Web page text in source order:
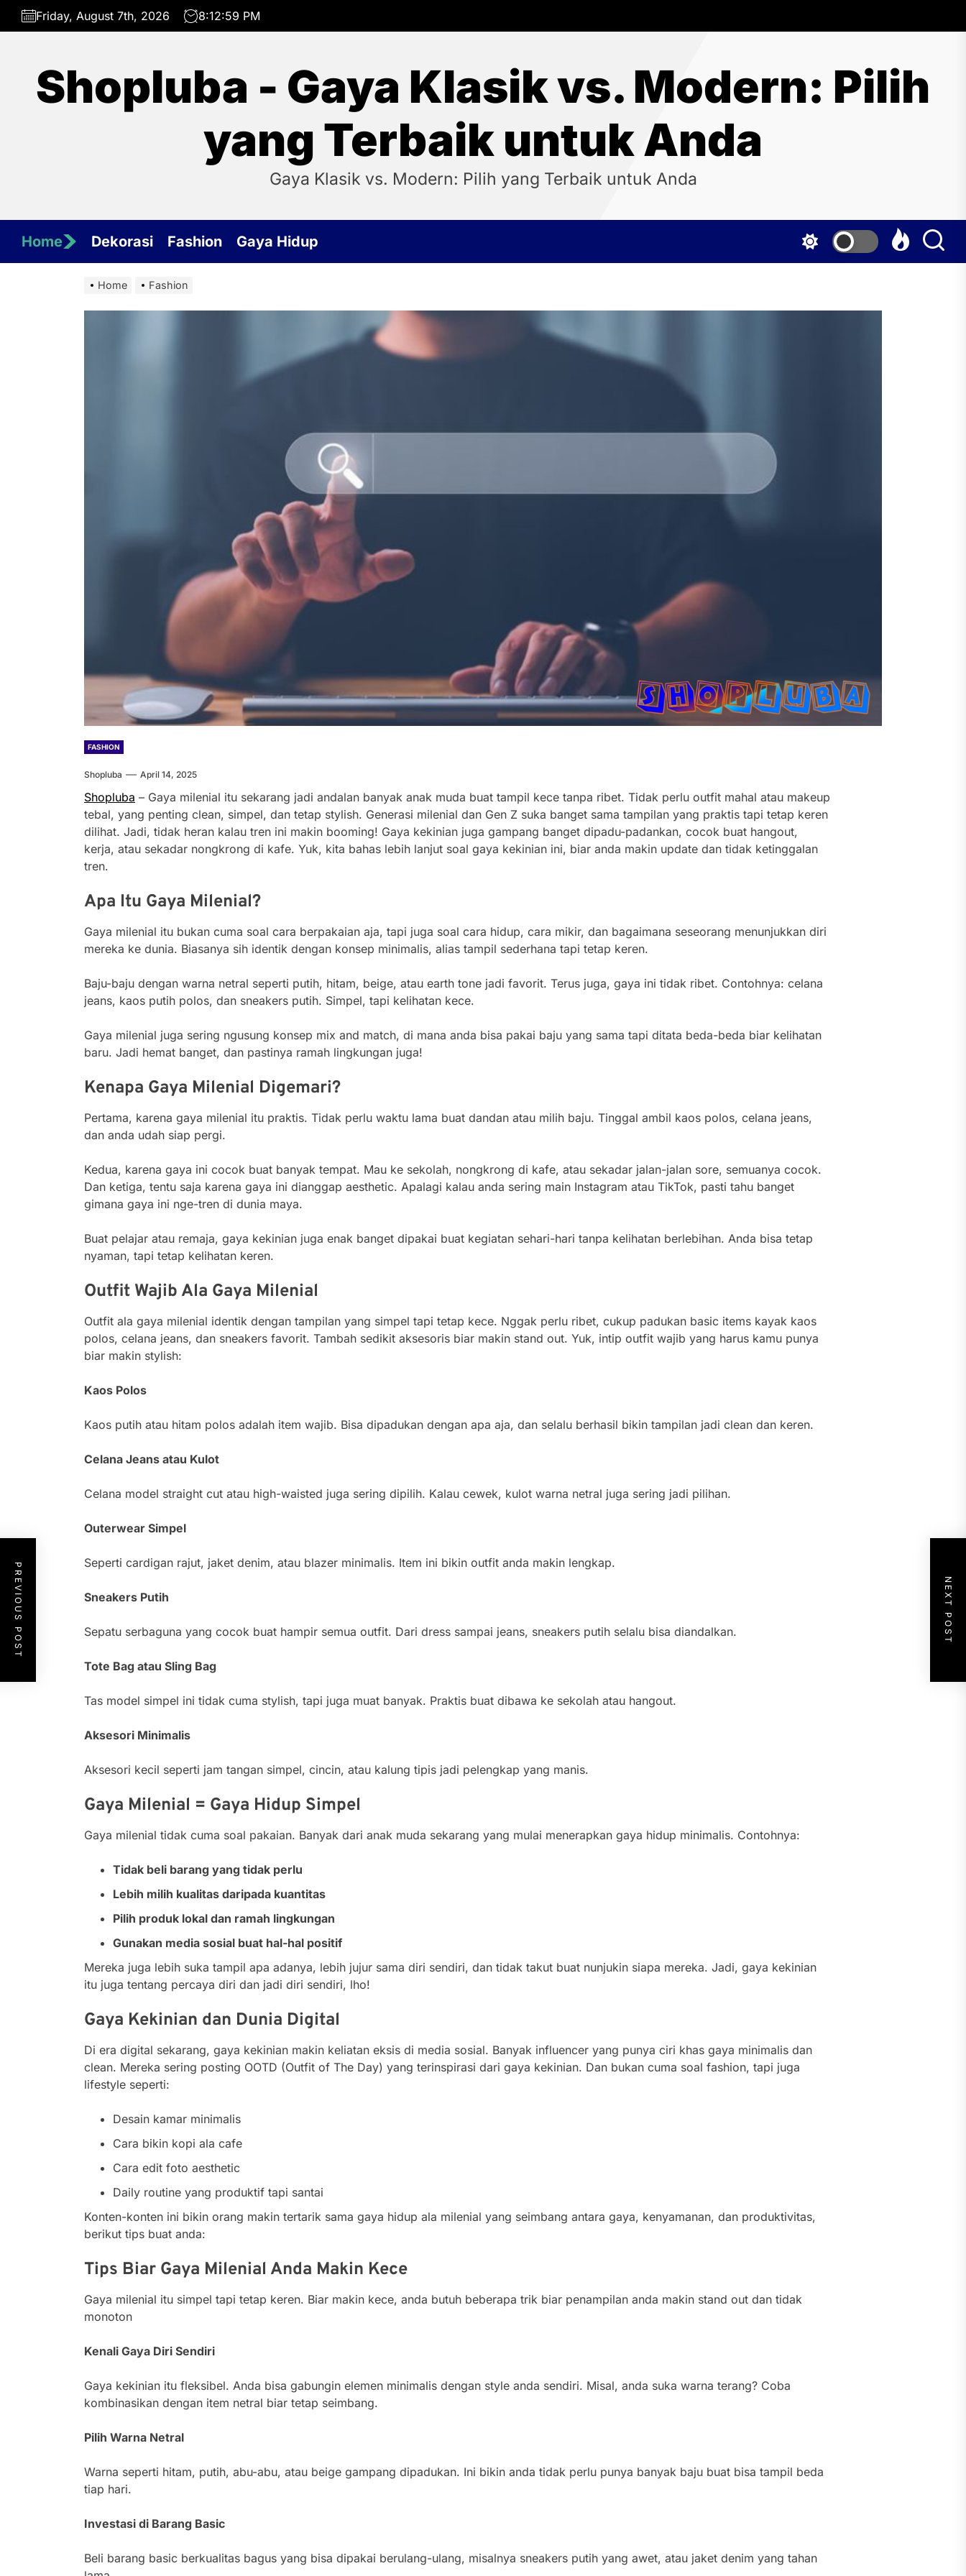
Skip
Friday, August 7th, 2026 8:13:00 PM
Shopluba - Gaya Klasik vs. Modern: Pilih
yang Terbaik untuk Anda
Gaya Klasik vs. Modern: Pilih yang Terbaik untuk Anda
Home Dekorasi Fashion Gaya Hidup
Home Fashion
FASHION
Shopluba April 14, 2025
Shopluba – Gaya milenial itu sekarang jadi andalan banyak anak muda buat tampil kece tanpa ribet. Tidak perlu outfit mahal atau makeup
tebal, yang penting clean, simpel, dan tetap stylish. Generasi milenial dan Gen Z suka banget sama tampilan yang praktis tapi tetap keren
dilihat. Jadi, tidak heran kalau tren ini makin booming! Gaya kekinian juga gampang banget dipadu-padankan, cocok buat hangout,
kerja, atau sekadar nongkrong di kafe. Yuk, kita bahas lebih lanjut soal gaya kekinian ini, biar anda makin update dan tidak ketinggalan
tren.
Apa Itu Gaya Milenial?
Gaya milenial itu bukan cuma soal cara berpakaian aja, tapi juga soal cara hidup, cara mikir, dan bagaimana seseorang menunjukkan diri
mereka ke dunia. Biasanya sih identik dengan konsep minimalis, alias tampil sederhana tapi tetap keren.
Baju-baju dengan warna netral seperti putih, hitam, beige, atau earth tone jadi favorit. Terus juga, gaya ini tidak ribet. Contohnya: celana
jeans, kaos putih polos, dan sneakers putih. Simpel, tapi kelihatan kece.
Gaya milenial juga sering ngusung konsep mix and match, di mana anda bisa pakai baju yang sama tapi ditata beda-beda biar kelihatan
baru. Jadi hemat banget, dan pastinya ramah lingkungan juga!
Kenapa Gaya Milenial Digemari?
Pertama, karena gaya milenial itu praktis. Tidak perlu waktu lama buat dandan atau milih baju. Tinggal ambil kaos polos, celana jeans,
dan anda udah siap pergi.
Kedua, karena gaya ini cocok buat banyak tempat. Mau ke sekolah, nongkrong di kafe, atau sekadar jalan-jalan sore, semuanya cocok.
Dan ketiga, tentu saja karena gaya ini dianggap aesthetic. Apalagi kalau anda sering main Instagram atau TikTok, pasti tahu banget
gimana gaya ini nge-tren di dunia maya.
Buat pelajar atau remaja, gaya kekinian juga enak banget dipakai buat kegiatan sehari-hari tanpa kelihatan berlebihan. Anda bisa tetap
nyaman, tapi tetap kelihatan keren.
Outfit Wajib Ala Gaya Milenial
Outfit ala gaya milenial identik dengan tampilan yang simpel tapi tetap kece. Nggak perlu ribet, cukup padukan basic items kayak kaos
polos, celana jeans, dan sneakers favorit. Tambah sedikit aksesoris biar makin stand out. Yuk, intip outfit wajib yang harus kamu punya
biar makin stylish:
Kaos Polos
Kaos putih atau hitam polos adalah item wajib. Bisa dipadukan dengan apa aja, dan selalu berhasil bikin tampilan jadi clean dan keren.
Celana Jeans atau Kulot
Celana model straight cut atau high-waisted juga sering dipilih. Kalau cewek, kulot warna netral juga sering jadi pilihan.
Outerwear Simpel
Seperti cardigan rajut, jaket denim, atau blazer minimalis. Item ini bikin outfit anda makin lengkap.
Sneakers Putih
Sepatu serbaguna yang cocok buat hampir semua outfit. Dari dress sampai jeans, sneakers putih selalu bisa diandalkan.
Tote Bag atau Sling Bag
Tas model simpel ini tidak cuma stylish, tapi juga muat banyak. Praktis buat dibawa ke sekolah atau hangout.
Aksesori Minimalis
Aksesori kecil seperti jam tangan simpel, cincin, atau kalung tipis jadi pelengkap yang manis.
Gaya Milenial = Gaya Hidup Simpel
Gaya milenial tidak cuma soal pakaian. Banyak dari anak muda sekarang yang mulai menerapkan gaya hidup minimalis. Contohnya:
Tidak beli barang yang tidak perlu
Lebih milih kualitas daripada kuantitas
Pilih produk lokal dan ramah lingkungan
Gunakan media sosial buat hal-hal positif
Mereka juga lebih suka tampil apa adanya, lebih jujur sama diri sendiri, dan tidak takut buat nunjukin siapa mereka. Jadi, gaya kekinian
itu juga tentang percaya diri dan jadi diri sendiri, lho!
Gaya Kekinian dan Dunia Digital
Di era digital sekarang, gaya kekinian makin keliatan eksis di media sosial. Banyak influencer yang punya ciri khas gaya minimalis dan
clean. Mereka sering posting OOTD (Outfit of The Day) yang terinspirasi dari gaya kekinian. Dan bukan cuma soal fashion, tapi juga
lifestyle seperti:
Desain kamar minimalis
Cara bikin kopi ala cafe
Cara edit foto aesthetic
Daily routine yang produktif tapi santai
Konten-konten ini bikin orang makin tertarik sama gaya hidup ala milenial yang seimbang antara gaya, kenyamanan, dan produktivitas,
berikut tips buat anda:
Tips Biar Gaya Milenial Anda Makin Kece
Gaya milenial itu simpel tapi tetap keren. Biar makin kece, anda butuh beberapa trik biar penampilan anda makin stand out dan tidak
monoton
Kenali Gaya Diri Sendiri
Gaya kekinian itu fleksibel. Anda bisa gabungin elemen minimalis dengan style anda sendiri. Misal, anda suka warna terang? Coba
kombinasikan dengan item netral biar tetap seimbang.
Pilih Warna Netral
Warna seperti hitam, putih, abu-abu, atau beige gampang dipadukan. Ini bikin anda tidak perlu punya banyak baju buat bisa tampil beda
tiap hari.
Investasi di Barang Basic
Beli barang basic berkualitas bagus yang bisa dipakai berulang-ulang, misalnya sneakers putih yang awet, atau jaket denim yang tahan
PREVIOUS POST NEXT POST